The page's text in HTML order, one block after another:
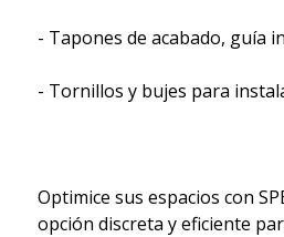
- Tapones de acabado, guía
- Tornillos y bujes para
Optimice sus espacios con
opción discreta y eficiente